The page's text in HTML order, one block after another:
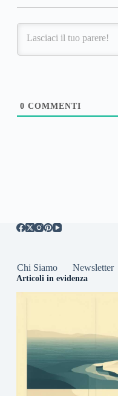
0 COMMENTI
Chi Siamo Newsletter
Articoli in evidenza